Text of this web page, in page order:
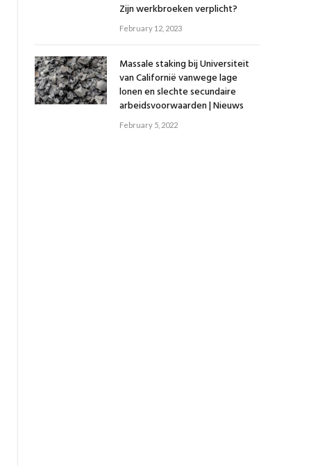
Zijn werkbroeken verplicht?
February 12, 2023
Massale staking bij Universiteit
van Californië vanwege lage
lonen en slechte secundaire
arbeidsvoorwaarden | Nieuws
February 5, 2022